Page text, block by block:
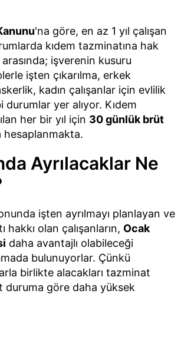
'na göre, en az 1 yıl çalışan
kıdem tazminatına hak
işverenin kusuru
işten çıkarılma, erkek
kadın çalışanlar için evlilik
yer alıyor. Kıdem
her bir yıl için 30 günlük brüt
hesaplanmakta.
Ayrılacaklar Ne
işten ayrılmayı planlayan ve
hakkı olan çalışanların, Ocak
daha avantajlı olabileceği
bulunuyorlar. Çünkü
birlikte alacakları tazminat
duruma göre daha yüksek